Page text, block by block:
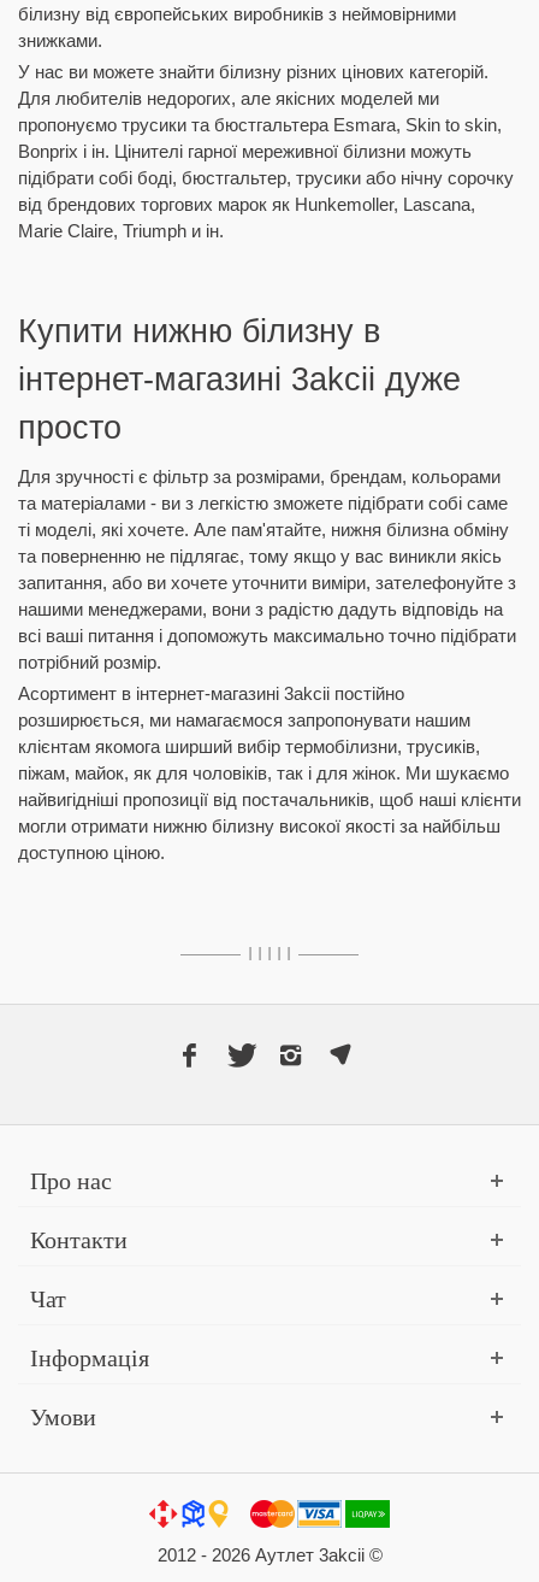
білизну від європейських виробників з неймовірними
знижками.
У нас ви можете знайти білизну різних цінових категорій.
Для любителів недорогих, але якісних моделей ми
пропонуємо трусики та бюстгальтера Esmara, Skin to skin,
Bonprix і ін. Цінителі гарної мереживної білизни можуть
підібрати собі боді, бюстгальтер, трусики або нічну сорочку
від брендових торгових марок як Hunkemoller, Lascana,
Marie Claire, Triumph и ін.
Купити нижню білизну в
інтернет-магазині 3akcii дуже
просто
Для зручності є фільтр за розмірами, брендам, кольорами
та матеріалами - ви з легкістю зможете підібрати собі саме
ті моделі, які хочете. Але пам'ятайте, нижня білизна обміну
та поверненню не підлягає, тому якщо у вас виникли якісь
запитання, або ви хочете уточнити виміри, зателефонуйте з
нашими менеджерами, вони з радістю дадуть відповідь на
всі ваші питання і допоможуть максимально точно підібрати
потрібний розмір.
Асортимент в інтернет-магазині 3akcii постійно
розширюється, ми намагаємося запропонувати нашим
клієнтам якомога ширший вибір термобілизни, трусиків,
піжам, майок, як для чоловіків, так і для жінок. Ми шукаємо
найвигідніші пропозиції від постачальників, щоб наші клієнти
могли отримати нижню білизну високої якості за найбільш
доступною ціною.
I I I I I
Про нас
Контакти
Чат
Інформація
Умови
2012 - 2026 Аутлет 3akcii ©